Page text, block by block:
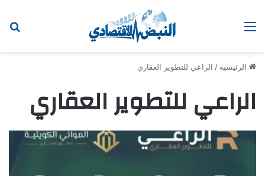
القائمة
الرئيسية / الراعي للتطوير العقاري
الراعي للتطوير العقاري